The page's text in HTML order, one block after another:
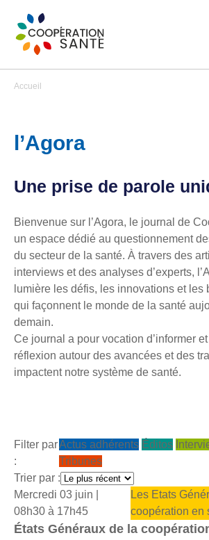
Accueil
l’Agora
Une prise de parole
Bienvenue sur l’Agora, le journal de
un espace dédié au questionnement
du secteur de la santé. À travers des
interviews et des analyses d’experts,
lumière les défis, les innovations et les
qui façonnent le monde de la santé
demain.
Ce journal a pour vocation d’informer
réflexion autour des avancées et des
impactent notre système de santé.
Filter par
:
Actus adhérents Éditos
Tribunes
Trier par :
Mercredi 03 juin |
08h30 à 17h45
Les Etats
coopération en
États Généraux de la